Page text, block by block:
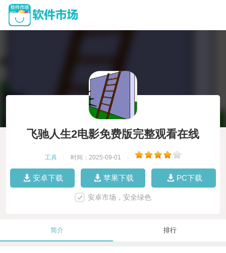
飞驰人生2电影免费版完整观看在线
工具 时间：2025-09-01
安卓下载 苹果下载 PC下载
安卓市场，安全绿色
简介 排行